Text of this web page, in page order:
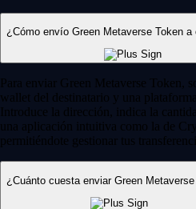
¿Cómo envío Green Metaverse Token a
Para enviar Green Metaverse Token,
wallet del destinatario y una
Introduce la dirección, indica la
una aplicación intuitiva como la de
permitiéndote gestionar tus
¿Cuánto cuesta enviar Green